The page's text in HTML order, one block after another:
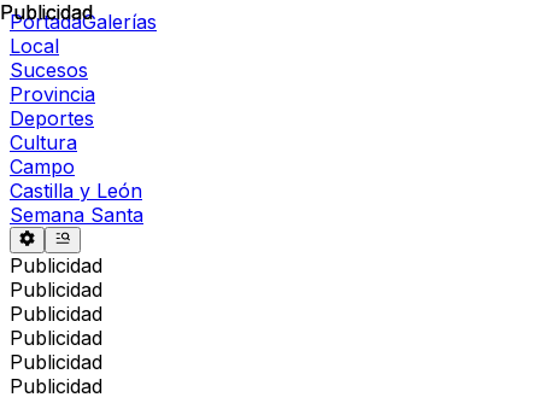
PortadaGalerías
Local
Sucesos
Provincia
Deportes
Cultura
Campo
Castilla y León
Semana Santa
Publicidad
Publicidad
Publicidad
Publicidad
Publicidad
Publicidad
Publicidad
Publicidad